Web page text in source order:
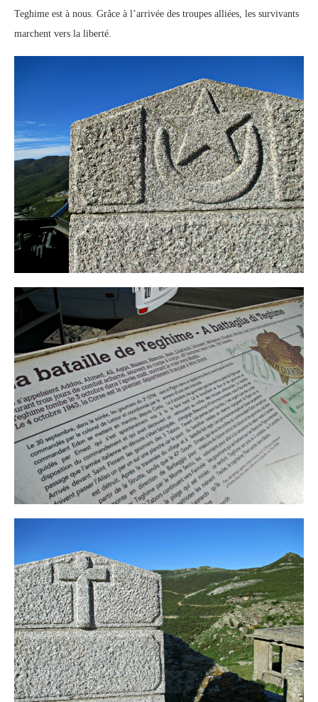
Teghime est à nous. Grâce à l’arrivée des troupes alliées, les survivants
marchent vers la liberté.